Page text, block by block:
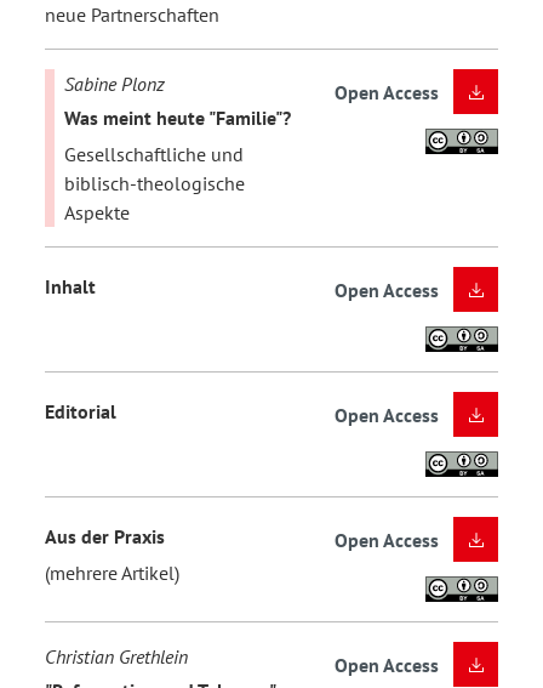
neue Partnerschaften
Sabine Plonz
Was meint heute "Familie"?
Gesellschaftliche und
biblisch-theologische
Aspekte
Open Access
Inhalt Open Access
Editorial Open Access
Aus der Praxis
(mehrere Artikel)
Open Access
Christian Grethlein
Open Access